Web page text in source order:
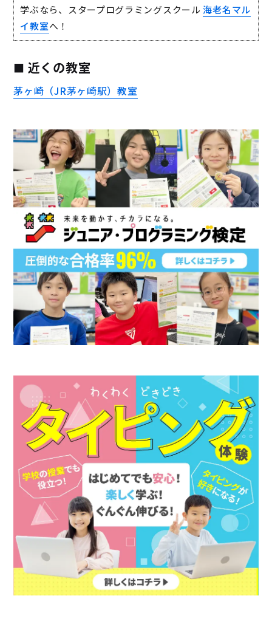
学ぶなら、スタープログラミングスクール海老名マル
イ教室へ！
近くの教室
茅ヶ崎（JR茅ヶ崎駅）教室